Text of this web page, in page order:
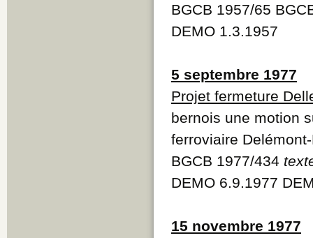
BGCB 1957/65
DEMO 1.3.1957
5 septembre 1977
Projet fermeture
bernois une motion
ferroviaire
BGCB 1977/434
DEMO 6.9.1977
15 novembre 1977